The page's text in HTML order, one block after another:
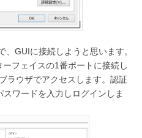
GUIに接続しようと思います。
フェイスの1番ポートに接続し
ラウザでアクセスします。認証
ワードを入力しログインしま